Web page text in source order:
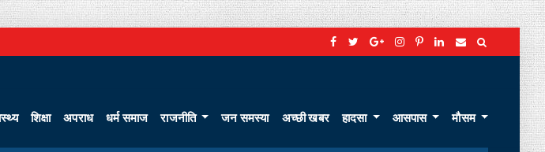
शिक्षा अपराध धर्म समाज राजनीति जन समस्या अच्छी खबर हादसा आसपास मौसम